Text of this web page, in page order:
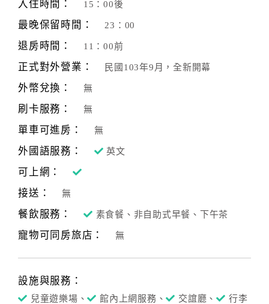
入住時間： 15：00後
最晚保留時間： 23：00
退房時間： 11：00前
正式對外營業： 民國103年9月，全新開幕
外幣兌換： 無
刷卡服務： 無
單車可進房： 無
外國語服務： 英文
可上網：
接送：
無
餐飲服務： 素食餐、非自助式早餐、下午茶
寵物可同房旅店： 無
設施與服務：
兒童遊樂場、 館內上網服務、 交誼廳、
行李